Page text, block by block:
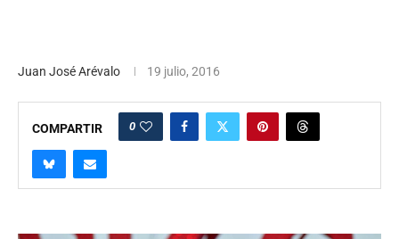
Juan José Arévalo 19 julio, 2016
COMPARTIR 0